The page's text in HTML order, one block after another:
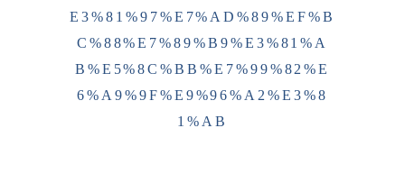
E3%81%97%E7%AD%89%EF%B
C%88%E7%89%B9%E3%81%A
B%E5%8C%BB%E7%99%82%E
6%A9%9F%E9%96%A2%E3%8
1%AB